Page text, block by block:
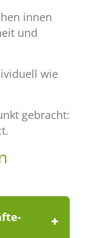
innen
und
wie
gebracht: